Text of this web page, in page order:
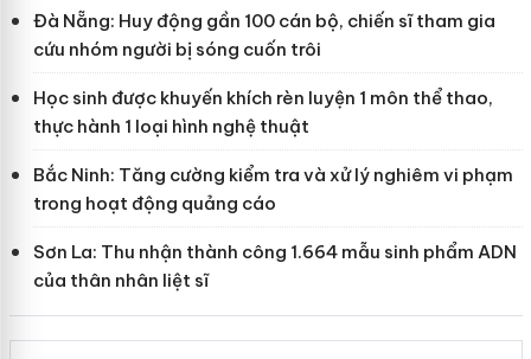
Đà Nẵng: Huy động gần 100 cán bộ, chiến sĩ tham gia
cứu nhóm người bị sóng cuốn trôi
Học sinh được khuyến khích rèn luyện 1 môn thể thao,
thực hành 1 loại hình nghệ thuật
Bắc Ninh: Tăng cường kiểm tra và xử lý nghiêm vi phạm
trong hoạt động quảng cáo
Sơn La: Thu nhận thành công 1.664 mẫu sinh phẩm ADN
của thân nhân liệt sĩ